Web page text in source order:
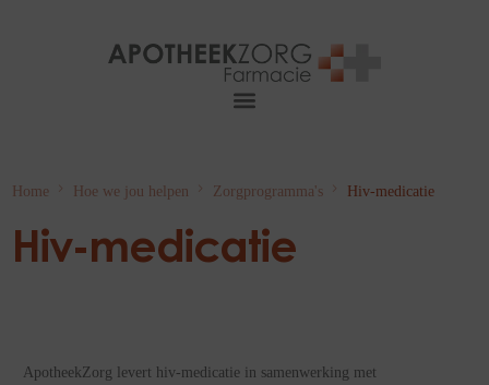
Home Hoe we jou helpen Zorgprogramma's Hiv-medicatie
Hiv-medicatie
ApotheekZorg levert hiv-medicatie in samenwerking met